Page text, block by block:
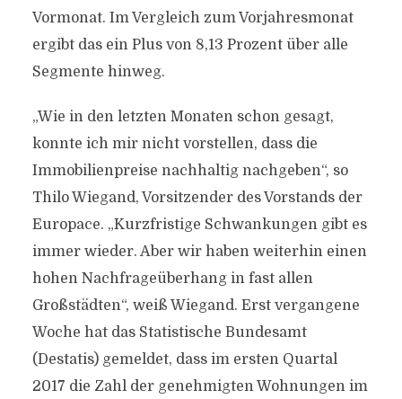
Vormonat. Im Vergleich zum Vorjahresmonat
ergibt das ein Plus von 8,13 Prozent über alle
Segmente hinweg.
„Wie in den letzten Monaten schon gesagt,
konnte ich mir nicht vorstellen, dass die
Immobilienpreise nachhaltig nachgeben“, so
Thilo Wiegand, Vorsitzender des Vorstands der
Europace. „Kurzfristige Schwankungen gibt es
immer wieder. Aber wir haben weiterhin einen
hohen Nachfrageüberhang in fast allen
Großstädten“, weiß Wiegand. Erst vergangene
Woche hat das Statistische Bundesamt
(Destatis) gemeldet, dass im ersten Quartal
2017 die Zahl der genehmigten Wohnungen im